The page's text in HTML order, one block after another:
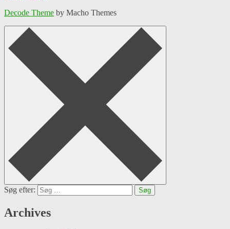
Decode Theme by Macho Themes
Søg efter:
Archives